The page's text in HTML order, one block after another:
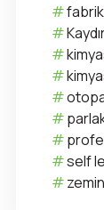
self
zemin